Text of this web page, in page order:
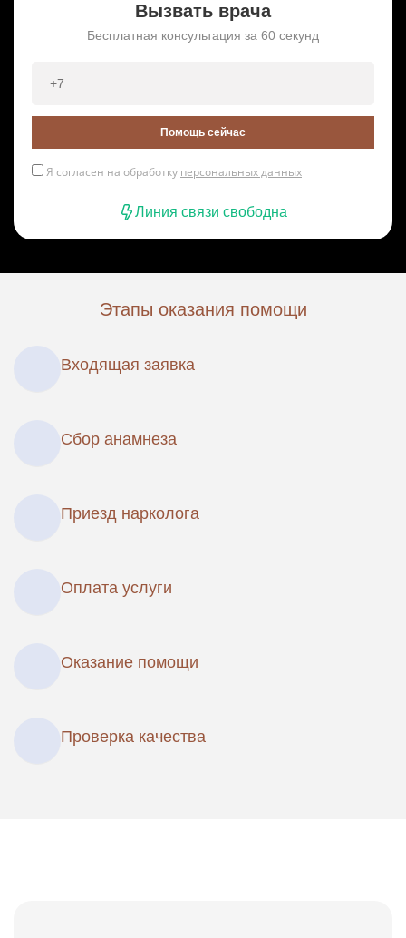
Вызвать врача
Бесплатная консультация за 60 секунд
Помощь сейчас
Я согласен на обработку персональных данных
Линия связи свободна
Этапы оказания помощи
Входящая заявка
Сбор анамнеза
Приезд нарколога
Оплата услуги
Оказание помощи
Проверка качества